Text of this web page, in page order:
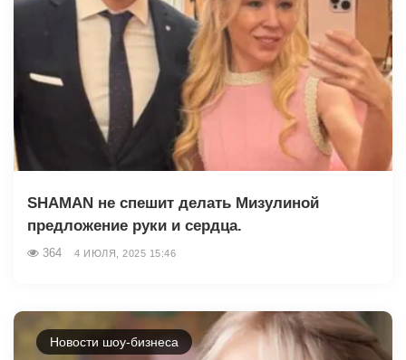
SHAMAN не спешит делать Мизулиной
предложение руки и сердца.
364 4 ИЮЛЯ, 2025 15:46
Новости шоу-бизнеса